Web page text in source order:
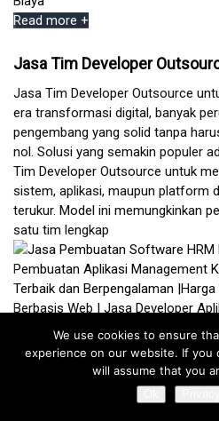
Read more +
Jasa Tim Developer
Jasa Tim Developer Outsource
era transformasi digital, banyak
pengembang yang solid tanpa
nol. Solusi yang semakin populer
Tim Developer Outsource untuk
sistem, aplikasi, maupun platform
terukur. Model ini memungkinkan
satu tim lengkap
We use cookies to ensure
experience on our website. If
will assume that you